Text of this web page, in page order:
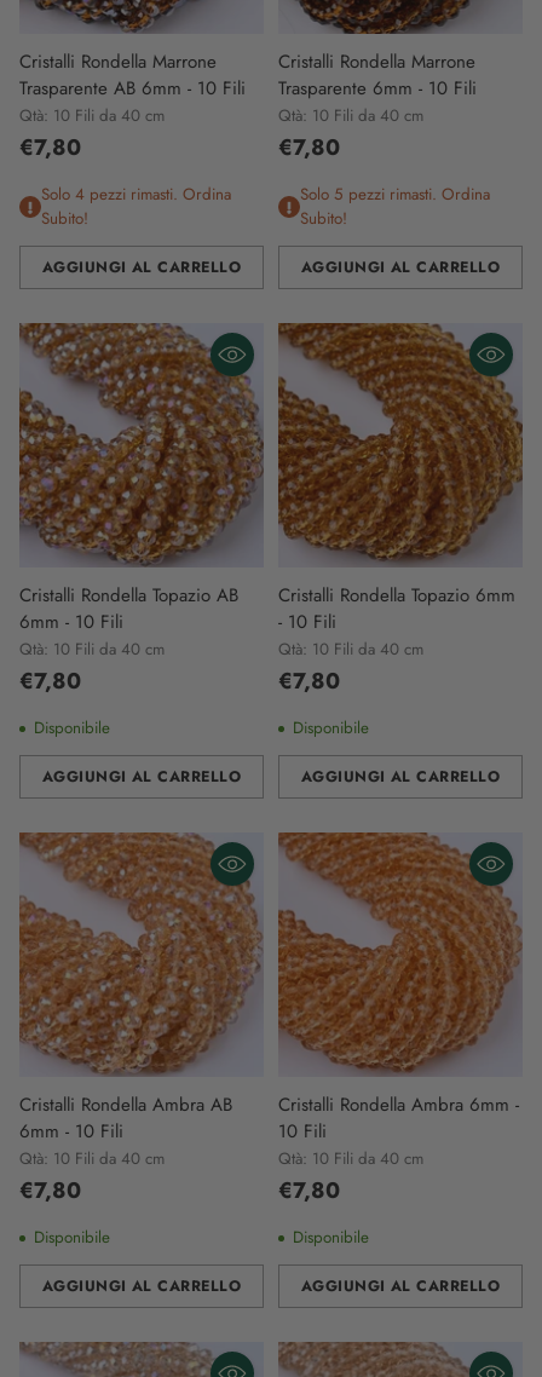
Cristalli Rondella Marrone
Trasparente AB 6mm - 10 Fili
Qtà: 10 Fili da 40 cm
€7,80
Solo 4 pezzi rimasti. Ordina
Subito!
AGGIUNGI AL CARRELLO
Quantità
Cristalli Rondella Marrone
Trasparente 6mm - 10 Fili
Qtà: 10 Fili da 40 cm
€7,80
Solo 5 pezzi rimasti. Ordina
Subito!
AGGIUNGI AL CARRELLO
Quantità
Cristalli Rondella Topazio AB
6mm - 10 Fili
Qtà: 10 Fili da 40 cm
€7,80
Disponibile
AGGIUNGI AL CARRELLO
Quantità
Cristalli Rondella Topazio 6mm
- 10 Fili
Qtà: 10 Fili da 40 cm
€7,80
Disponibile
AGGIUNGI AL CARRELLO
Quantità
Cristalli Rondella Ambra AB
6mm - 10 Fili
Qtà: 10 Fili da 40 cm
€7,80
Disponibile
AGGIUNGI AL CARRELLO
Quantità
Cristalli Rondella Ambra 6mm -
10 Fili
Qtà: 10 Fili da 40 cm
€7,80
Disponibile
AGGIUNGI AL CARRELLO
Quantità